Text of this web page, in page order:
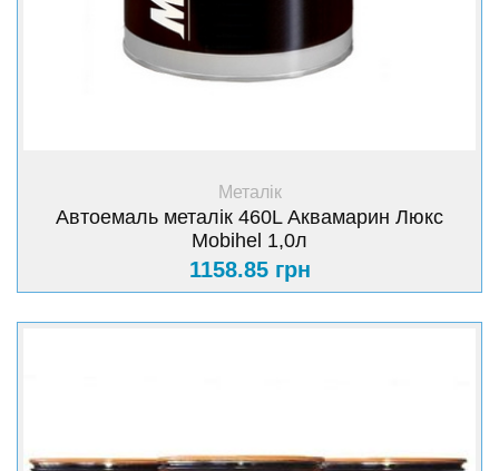
+ Купити
Металік
Автоемаль металік 460L Аквамарин Люкс
Mobihel 1,0л
1158.85 грн